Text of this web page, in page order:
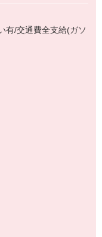
心ください★
/交通費全支給(ガソ